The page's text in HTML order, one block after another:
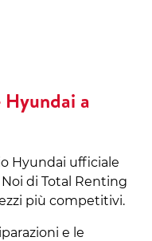
a
Hyundai ufficiale
di Total Renting
più competitivi.
e le